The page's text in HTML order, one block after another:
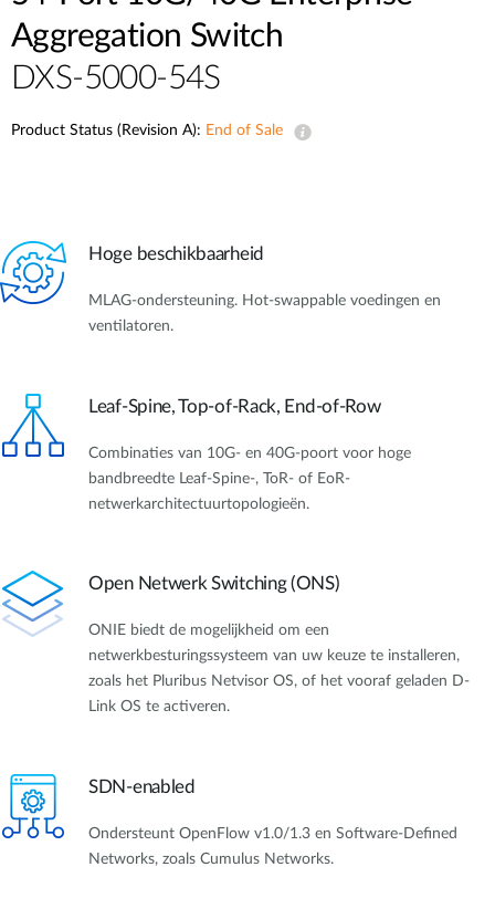
Aggregation Switch
DXS-5000-54S
Product Status (Revision A): End of Sale
Hoge beschikbaarheid
MLAG-ondersteuning. Hot-swappable voedingen en
ventilatoren.
Leaf-Spine, Top-of-Rack, End-of-Row
Combinaties van 10G- en 40G-poort voor hoge
bandbreedte Leaf-Spine-, ToR- of EoR-
netwerkarchitectuurtopologieën.
Open Netwerk Switching (ONS)
ONIE biedt de mogelijkheid om een
netwerkbesturingssysteem van uw keuze te installeren,
zoals het Pluribus Netvisor OS, of het vooraf geladen D-
Link OS te activeren.
SDN-enabled
Ondersteunt OpenFlow v1.0/1.3 en Software-Defined
Networks, zoals Cumulus Networks.